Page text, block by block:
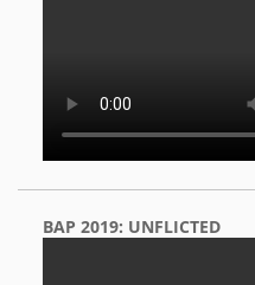
BAP 2019: UNFLICTED